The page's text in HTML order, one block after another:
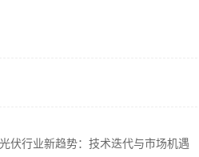
光伏行业新趋势：技术迭代与市场机遇